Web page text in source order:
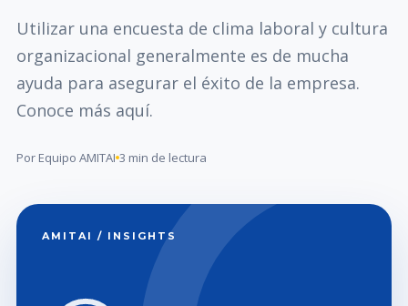
Utilizar una encuesta de clima laboral y cultura
organizacional generalmente es de mucha
ayuda para asegurar el éxito de la empresa.
Conoce más aquí.
Por Equipo AMITAI 3 min de lectura
AMITAI / INSIGHTS